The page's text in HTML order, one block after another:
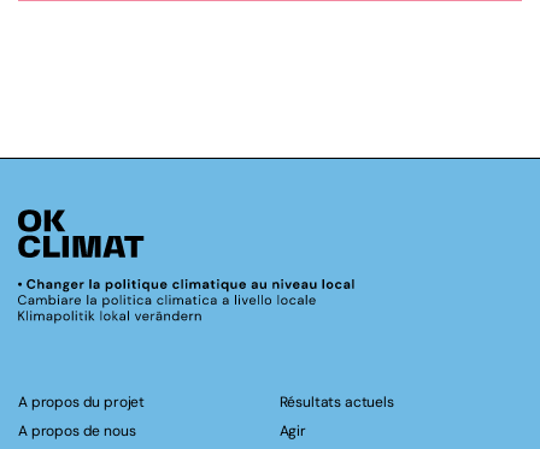
A propos du projet
A propos de nous
Résultats actuels
Agir